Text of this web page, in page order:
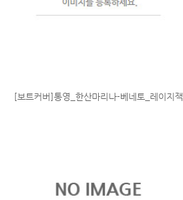
[보트커버]통영_한산마리나-베네토_레이지잭